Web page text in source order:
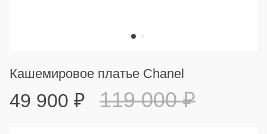
Кашемировое платье Chanel
49 900 ₽ 119 000₽